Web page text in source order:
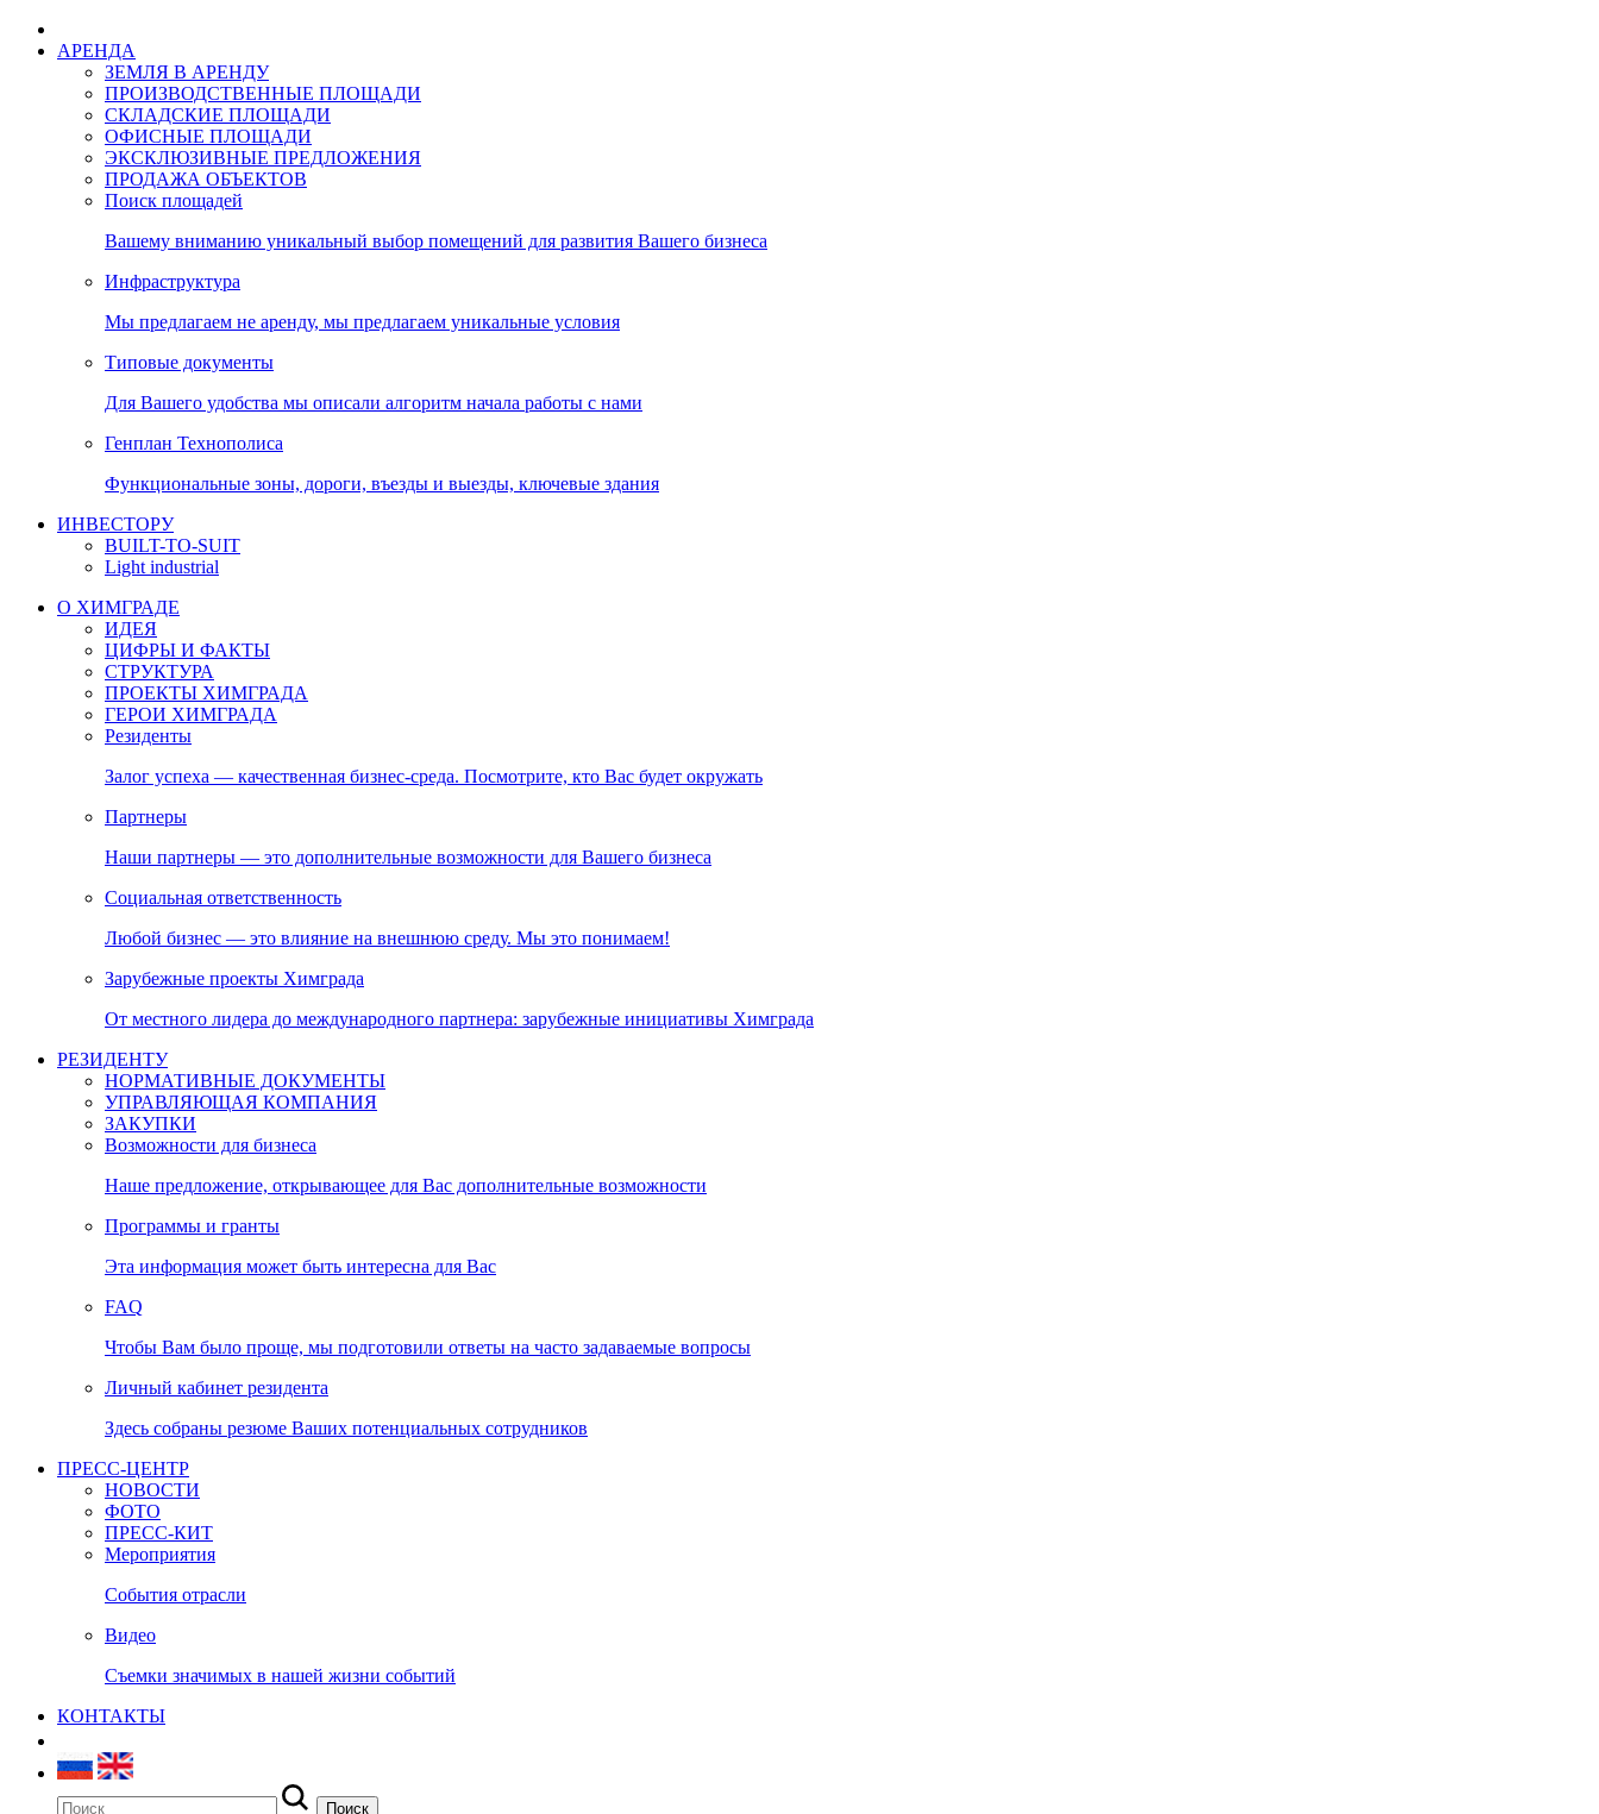
АРЕНДА
ЗЕМЛЯ В АРЕНДУ
ПРОИЗВОДСТВЕННЫЕ ПЛОЩАДИ
СКЛАДСКИЕ ПЛОЩАДИ
ОФИСНЫЕ ПЛОЩАДИ
ЭКСКЛЮЗИВНЫЕ ПРЕДЛОЖЕНИЯ
ПРОДАЖА ОБЪЕКТОВ
Поиск площадей
Вашему вниманию уникальный выбор помещений для развития Вашего бизнеса
Инфраструктура
Мы предлагаем не аренду, мы предлагаем уникальные условия
Типовые документы
Для Вашего удобства мы описали алгоритм начала работы с нами
Генплан Технополиса
Функциональные зоны, дороги, въезды и выезды, ключевые здания
ИНВЕСТОРУ
BUILT-TO-SUIT
Light industrial
О ХИМГРАДЕ
ИДЕЯ
ЦИФРЫ И ФАКТЫ
СТРУКТУРА
ПРОЕКТЫ ХИМГРАДА
ГЕРОИ ХИМГРАДА
Резиденты
Залог успеха — качественная бизнес-среда. Посмотрите, кто Вас будет окружать
Партнеры
Наши партнеры — это дополнительные возможности для Вашего бизнеса
Социальная ответственность
Любой бизнес — это влияние на внешнюю среду. Мы это понимаем!
Зарубежные проекты Химграда
От местного лидера до международного партнера: зарубежные инициативы Химграда
РЕЗИДЕНТУ
НОРМАТИВНЫЕ ДОКУМЕНТЫ
УПРАВЛЯЮЩАЯ КОМПАНИЯ
ЗАКУПКИ
Возможности для бизнеса
Наше предложение, открывающее для Вас дополнительные возможности
Программы и гранты
Эта информация может быть интересна для Вас
FAQ
Чтобы Вам было проще, мы подготовили ответы на часто задаваемые вопросы
Личный кабинет резидента
Здесь собраны резюме Ваших потенциальных сотрудников
ПРЕСС-ЦЕНТР
НОВОСТИ
ФОТО
ПРЕСС-КИТ
Мероприятия
События отрасли
Видео
Съемки значимых в нашей жизни событий
КОНТАКТЫ